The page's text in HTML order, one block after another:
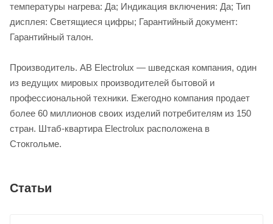
температуры нагрева: Да; Индикация включения: Да; Тип
дисплея: Светящиеся цифры; Гарантийный документ:
Гарантийный талон.
Производитель. AB Electrolux — шведская компания, один
из ведущих мировых производителей бытовой и
профессиональной техники. Ежегодно компания продает
более 60 миллионов своих изделий потребителям из 150
стран. Штаб-квартира Electrolux расположена в
Стокгольме.
Статьи